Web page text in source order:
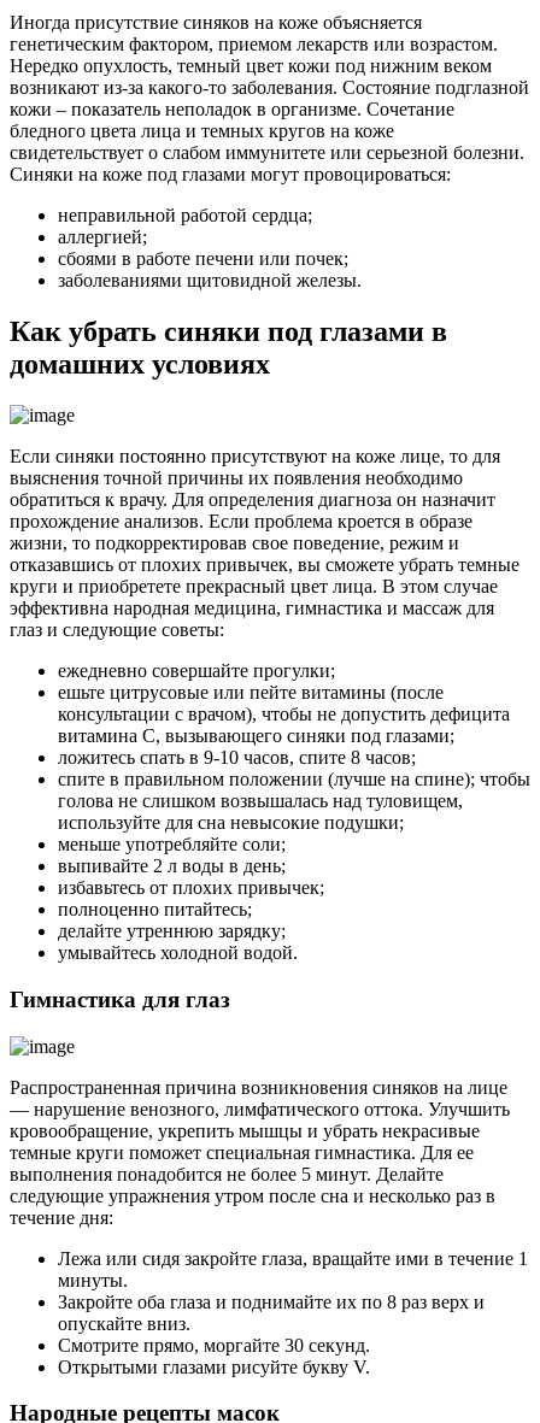
Иногда присутствие синяков на коже объясняется
генетическим фактором, приемом лекарств или возрастом.
Нередко опухлость, темный цвет кожи под нижним веком
возникают из-за какого-то заболевания. Состояние подглазной
кожи – показатель неполадок в организме. Сочетание
бледного цвета лица и темных кругов на коже
свидетельствует о слабом иммунитете или серьезной болезни.
Синяки на коже под глазами могут провоцироваться:
неправильной работой сердца;
аллергией;
сбоями в работе печени или почек;
заболеваниями щитовидной железы.
Как убрать синяки под глазами в
домашних условиях
Если синяки постоянно присутствуют на коже лице, то для
выяснения точной причины их появления необходимо
обратиться к врачу. Для определения диагноза он назначит
прохождение анализов. Если проблема кроется в образе
жизни, то подкорректировав свое поведение, режим и
отказавшись от плохих привычек, вы сможете убрать темные
круги и приобретете прекрасный цвет лица. В этом случае
эффективна народная медицина, гимнастика и массаж для
глаз и следующие советы:
ежедневно совершайте прогулки;
ешьте цитрусовые или пейте витамины (после
консультации с врачом), чтобы не допустить дефицита
витамина С, вызывающего синяки под глазами;
ложитесь спать в 9-10 часов, спите 8 часов;
спите в правильном положении (лучше на спине); чтобы
голова не слишком возвышалась над туловищем,
используйте для сна невысокие подушки;
меньше употребляйте соли;
выпивайте 2 л воды в день;
избавьтесь от плохих привычек;
полноценно питайтесь;
делайте утреннюю зарядку;
умывайтесь холодной водой.
Гимнастика для глаз
Распространенная причина возникновения синяков на лице
— нарушение венозного, лимфатического оттока. Улучшить
кровообращение, укрепить мышцы и убрать некрасивые
темные круги поможет специальная гимнастика. Для ее
выполнения понадобится не более 5 минут. Делайте
следующие упражнения утром после сна и несколько раз в
течение дня:
Лежа или сидя закройте глаза, вращайте ими в течение 1
минуты.
Закройте оба глаза и поднимайте их по 8 раз верх и
опускайте вниз.
Смотрите прямо, моргайте 30 секунд.
Открытыми глазами рисуйте букву V.
Народные рецепты масок